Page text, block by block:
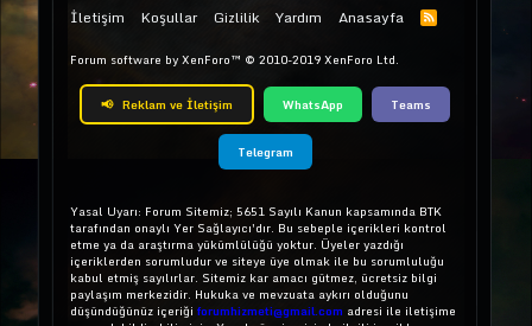
İletişim
Koşullar Gizlilik Yardım Anasayfa
Forum software by XenForo™ © 2010-2019 XenForo Ltd.
📢 Reklam ve İletişim WhatsApp Teams
Telegram
Yasal Uyarı: Forum Sitemiz; 5651 Sayılı Kanun kapsamında BTK
tarafından onaylı Yer Sağlayıcı'dır. Bu sebeple içerikleri kontrol
etme ya da araştırma yükümlülüğü yoktur. Üyeler yazdığı
içeriklerden sorumludur ve siteye üye olmak ile bu sorumluluğu
kabul etmiş sayılırlar. Sitemiz kar amacı gütmez, ücretsiz bilgi
paylaşım merkezidir. Hukuka ve mevzuata aykırı olduğunu
düşündüğünüz içeriği forumhizmeti@gmail.com adresi ile iletişime